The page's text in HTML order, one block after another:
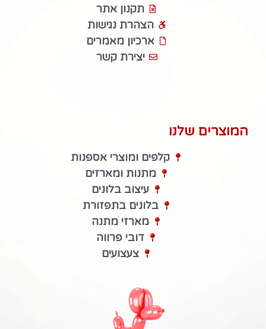
תקנון אתר
הצהרת נגישות
ארכיון מאמרים
יצירת קשר
המוצרים שלנו
קלפים ומוצרי אספנות
מתנות ומארזים
עיצוב בלונים
בלונים בתפזורת
מארזי מתנה
דובי פרווה
צעצועים